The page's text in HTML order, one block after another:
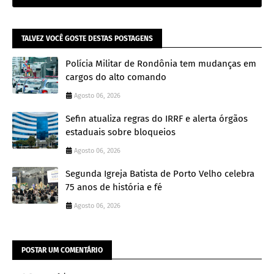
TALVEZ VOCÊ GOSTE DESTAS POSTAGENS
Polícia Militar de Rondônia tem mudanças em
cargos do alto comando
Agosto 06, 2026
Sefin atualiza regras do IRRF e alerta órgãos
estaduais sobre bloqueios
Agosto 06, 2026
Segunda Igreja Batista de Porto Velho celebra
75 anos de história e fé
Agosto 06, 2026
POSTAR UM COMENTÁRIO